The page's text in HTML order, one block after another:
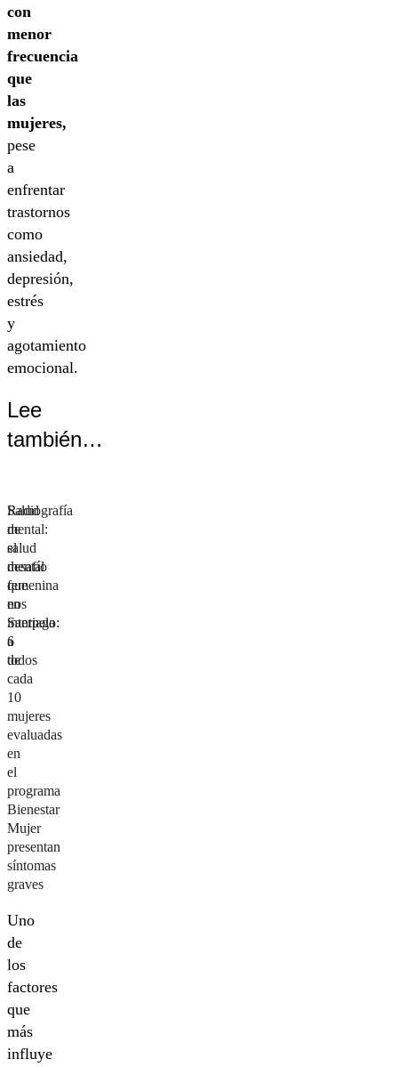
con
menor
frecuencia
que
las
mujeres,
pese
a
enfrentar
trastornos
como
ansiedad,
depresión,
estrés
y
agotamiento
emocional.
Lee
también…
Salud
mental:
el
desafío
que
nos
interpela
a
todos
Radiografía
de
salud
mental
femenina
en
Santiago:
6
de
cada
10
mujeres
evaluadas
en
el
programa
Bienestar
Mujer
presentan
síntomas
graves
Uno
de
los
factores
que
más
influye